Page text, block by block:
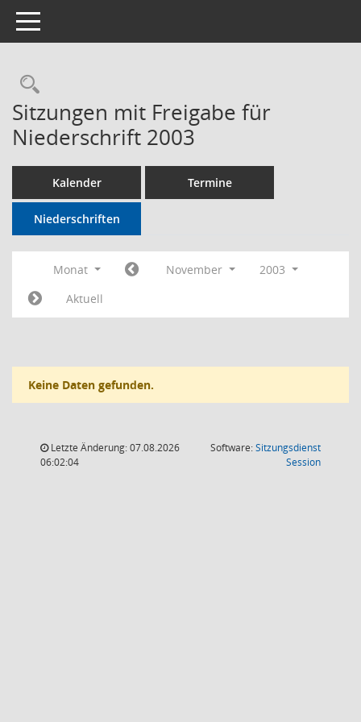
Toggle navigation
Rechercheauswahl
Sitzungen mit Freigabe für
Niederschrift 2003
Kalender Termine
Niederschriften
Monat November
2003
Aktuell
Keine Daten gefunden.
Letzte Änderung: 07.08.2026
06:02:04
Software:Sitzungsdienst
Session(Wird in